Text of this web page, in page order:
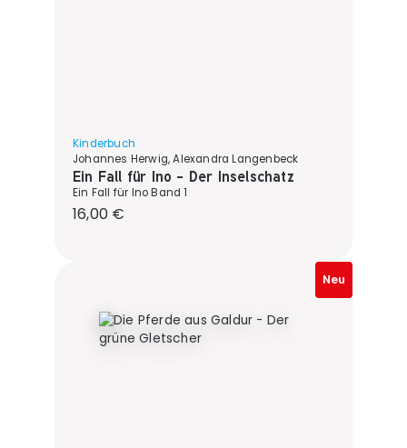
Kinderbuch
Johannes Herwig, Alexandra Langenbeck
Ein Fall für Ino - Der Inselschatz
Ein Fall für Ino Band 1
Regulärer Preis:
16,00 €
Neu